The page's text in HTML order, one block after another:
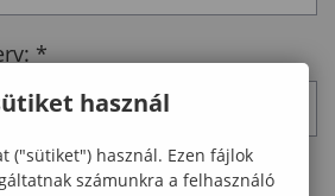
*
*
használ
("sütiket") használ. Ezen fájlok
számunkra a felhasználó